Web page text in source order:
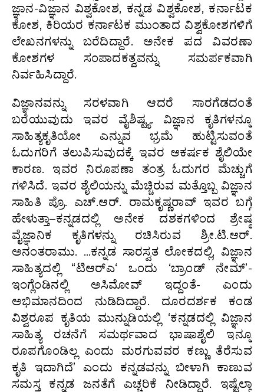
ಜ್ಞಾನ-ವಿಜ್ಞಾನ ವಿಶ್ವಕೋಶ, ಕನ್ನಡ ವಿಶ್ವಕೋಶ, ಕರ್ನಾಟಕ
ಕೋಶ, ಕಿರಿಯರ ಕರ್ನಾಟಕ ಮುಂತಾದ ವಿಶ್ವಕೋಶಗಳಿಗೆ
ಲೇಖನಗಳನ್ನು ಬರೆದಿದ್ದಾರೆ. ಅನೇಕ ಪದ ವಿವರಣಾ
ಕೋಶಗಳ ಸಂಪಾದಕತ್ವವನ್ನು ಸಮರ್ಪಕವಾಗಿ
ನಿರ್ವಹಿಸಿದ್ದಾರೆ.
ವಿಜ್ಞಾನವನ್ನು ಸರಳವಾಗಿ ಆದರೆ ಸಾರಗೆಡದಂತೆ
ಬರೆಯುವುದು ಇವರ ವೈಶಿಷ್ಟ್ಯ. ವಿಜ್ಞಾನ ಕೃತಿಗಳನ್ನೂ
ಸಾಹಿತ್ಯಕೃತಿಯೋ ಎನ್ನುವ ಭ್ರಮೆ ಹುಟ್ಟಿಸುವಂತೆ
ಓದುಗರಿಗೆ ತಲುಪಿಸುವುದಕ್ಕೆ ಇವರ ಆಕರ್ಷಕ ಶೈಲಿಯೇ
ಕಾರಣ. ಇವರ ನಿರೂಪಣಾ ತಂತ್ರ ಓದುಗರ ಮೆಚ್ಚುಗೆ
ಗಳಿಸಿದೆ. ಇವರ ಶೈಲಿಯನ್ನು ಮೆಚ್ಚಿರುವ ಮತ್ತೊಬ್ಬ ವಿಜ್ಞಾನ
ಸಾಹಿತಿ ಪ್ರೊ. ಎಚ್.ಆರ್. ರಾಮಕೃಷ್ಣರಾವ್ ಇವರ ಬಗ್ಗೆ
ಹೇಳುತ್ತಾ–ಕನ್ನಡದಲ್ಲಿ ಅನೇಕ ದಶಕಗಳಿಂದ ಶ್ರೇಷ್ಠ
ವೈಜ್ಞಾನಿಕ ಕೃತಿಗಳನ್ನು ರಚಿಸಿರುವ ಶ್ರೀ.ಟಿ.ಆರ್.
ಅನಂತರಾಮು. …ಕನ್ನಡ ಸಾರಸ್ವತ ಲೋಕದಲ್ಲಿ, ವಿಜ್ಞಾನ
ಸಾಹಿತ್ಯದಲ್ಲಿ “ಟಿಆರ್‍ಎ‘ ಒಂದು ‘ಬ್ರಾಂಡ್ ನೇಮ್’-
ಇಂಗ್ಲೆಂಡಿನಲ್ಲಿ ಅಸಿಮೋವ್ ಇದ್ದಂತೆ- ಎಂದು
ಅಭಿಮಾನದಿಂದ ನುಡಿದಿದ್ದಾರೆ. ದೂರದರ್ಶಕ ಕಂಡ
ವಿಶ್ವರೂಪ ಕೃತಿಯ ಮುನ್ನುಡಿಯಲ್ಲಿ ‘ಕನ್ನಡದಲ್ಲಿ ವಿಜ್ಞಾನ
ಸಾಹಿತ್ಯ ರಚನೆಗೆ ಸಮರ್ಥವಾದ ಭಾಷಾಶೈಲಿ ಇನ್ನೂ
ರೂಪಗೊಂಡಿಲ್ಲ ಎಂದು ಮರಗುವವರ ಕಣ್ಣು ತೆರೆಸುವ
ಕೃತಿ ಇದಾಗಿದೆ’ ಎಂದು ಕನ್ನಡವನ್ನು ಬೀಳಾಗಿ ಕಾಣುವ
ಸಮಸ್ತ ಕನ್ನಡ ಜನತೆಗೆ ಎಚ್ಚರಿಕೆ ನೀಡಿದ್ದಾರೆ. ಇಷ್ಟೆಲ್ಲಾ